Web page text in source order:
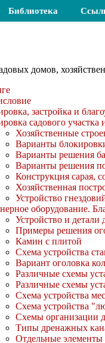
Библиотека
домов,
застройка и
садового участка
Хозяйственные
Варианты
Варианты решения
Варианты решения
Конструкция сарая,
Хозяйственная
Устройство
оборудование.
Устройство и
Примеры решения
Камин с плитой
Схема устройства
Вариант оголовка
Различные схемы
Различные схемы
Схема устройства
Схема устройства
Схемы организации
Типы дренажных
Отдельные